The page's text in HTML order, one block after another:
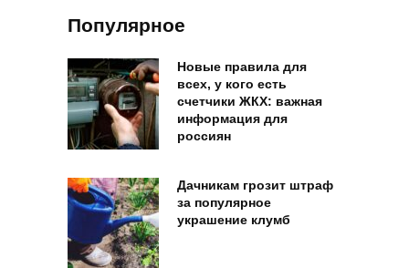
Популярное
Новые правила для
всех, у кого есть
счетчики ЖКХ: важная
информация для
россиян
Дачникам грозит штраф
за популярное
украшение клумб